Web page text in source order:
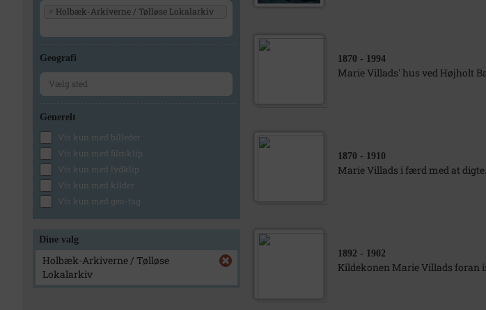
× Holbæk-Arkiverne / Tølløse Lokalarkiv
Geografi
Generelt
Vis kun med billeder
Vis kun med filmklip
Vis kun med lydklip
Vis kun med kilder
Vis kun med geo-tag
Dine valg
Holbæk-Arkiverne / Tølløse
Lokalarkiv
1870 - 1994
Marie Villads' hus ved Højholt
1870 - 1910
Marie Villads i færd med at digte.
1892 - 1902
Kildekonen Marie Villads foran